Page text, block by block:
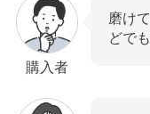
購入者
磨け
どで